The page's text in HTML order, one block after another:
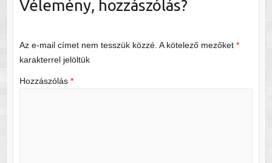
Vélemény, hozzászólás?
Az e-mail címet nem tesszük közzé. A kötelező mezőket *
karakterrel jelöltük
Hozzászólás *